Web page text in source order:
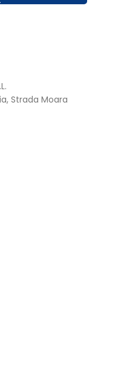
Strada Moara